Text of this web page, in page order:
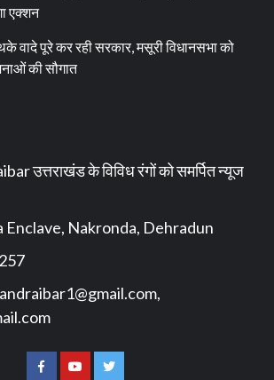
एक्शन
वादे पूरे कर रही सरकार, मसूरी विधानसभा को
की सौगात
उत्तराखंड के विविध रंगों को समर्पित न्यूज
Enclave, Nakronda, Dehradun
,